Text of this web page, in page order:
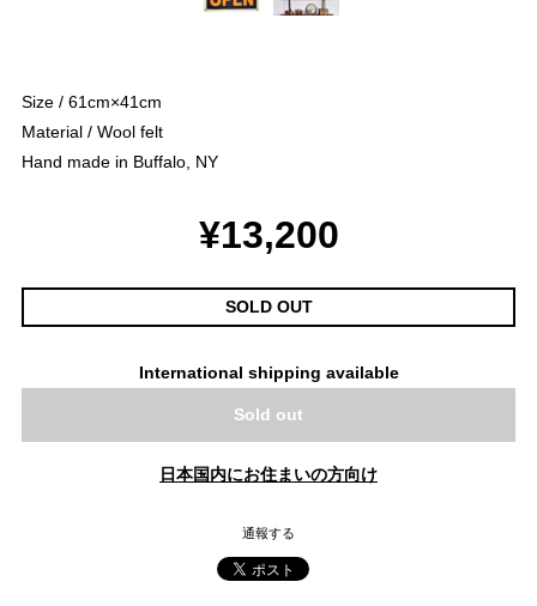
Size / 61cm×41cm
Material / Wool felt
Hand made in Buffalo, NY
¥13,200
SOLD OUT
International shipping available
Sold out
日本国内にお住まいの方向け
通報する